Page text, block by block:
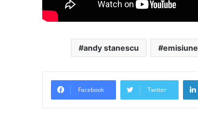
andy stanescu emisiune
Facebook Twitter